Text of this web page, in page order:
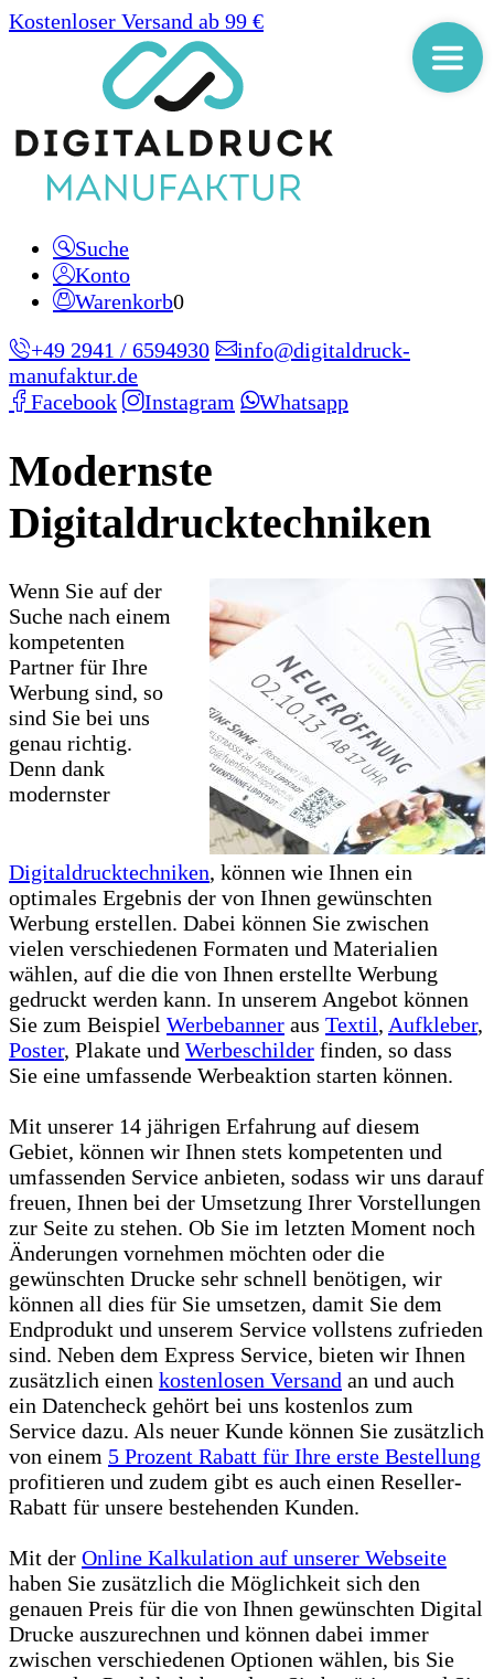
Kostenloser Versand ab 99 €
Suche
Konto
Warenkorb0
+49 2941 / 6594930
info@digitaldruck-
manufaktur.de
Facebook
Instagram Whatsapp
Modernste
Digitaldrucktechniken
Wenn Sie auf der
Suche nach einem
kompetenten
Partner für Ihre
Werbung sind, so
sind Sie bei uns
genau richtig.
Denn dank
modernster
Digitaldrucktechniken, können wie Ihnen ein
optimales Ergebnis der von Ihnen gewünschten
Werbung erstellen. Dabei können Sie zwischen
vielen verschiedenen Formaten und Materialien
wählen, auf die die von Ihnen erstellte Werbung
gedruckt werden kann. In unserem Angebot können
Sie zum Beispiel Werbebanner aus Textil, Aufkleber,
Poster, Plakate und Werbeschilder finden, so dass
Sie eine umfassende Werbeaktion starten können.
Mit unserer 14 jährigen Erfahrung auf diesem
Gebiet, können wir Ihnen stets kompetenten und
umfassenden Service anbieten, sodass wir uns darauf
freuen, Ihnen bei der Umsetzung Ihrer Vorstellungen
zur Seite zu stehen. Ob Sie im letzten Moment noch
Änderungen vornehmen möchten oder die
gewünschten Drucke sehr schnell benötigen, wir
können all dies für Sie umsetzen, damit Sie dem
Endprodukt und unserem Service vollstens zufrieden
sind. Neben dem Express Service, bieten wir Ihnen
zusätzlich einen kostenlosen Versand an und auch
ein Datencheck gehört bei uns kostenlos zum
Service dazu. Als neuer Kunde können Sie zusätzlich
von einem 5 Prozent Rabatt für Ihre erste Bestellung
profitieren und zudem gibt es auch einen Reseller-
Rabatt für unsere bestehenden Kunden.
Mit der Online Kalkulation auf unserer Webseite
haben Sie zusätzlich die Möglichkeit sich den
genauen Preis für die von Ihnen gewünschten Digital
Drucke auszurechnen und können dabei immer
zwischen verschiedenen Optionen wählen, bis Sie